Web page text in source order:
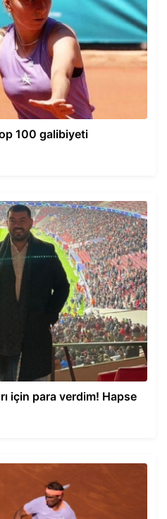
100 galibiyeti
için para verdim! Hapse